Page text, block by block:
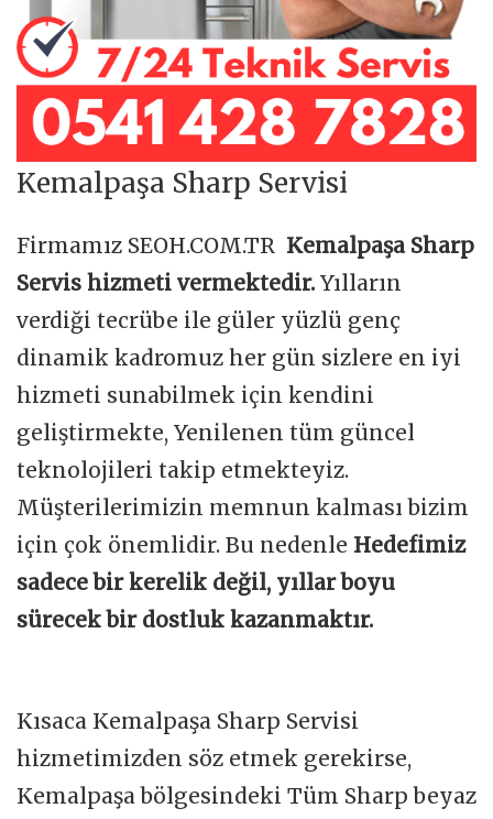
Kemalpaşa Sharp Servisi
Firmamız SEOH.COM.TR Kemalpaşa Sharp
Servis hizmeti vermektedir. Yılların
verdiği tecrübe ile güler yüzlü genç
dinamik kadromuz her gün sizlere en iyi
hizmeti sunabilmek için kendini
geliştirmekte, Yenilenen tüm güncel
teknolojileri takip etmekteyiz.
Müşterilerimizin memnun kalması bizim
için çok önemlidir. Bu nedenle Hedefimiz
sadece bir kerelik değil, yıllar boyu
sürecek bir dostluk kazanmaktır.
Kısaca Kemalpaşa Sharp Servisi
hizmetimizden söz etmek gerekirse,
Kemalpaşa bölgesindeki Tüm Sharp beyaz